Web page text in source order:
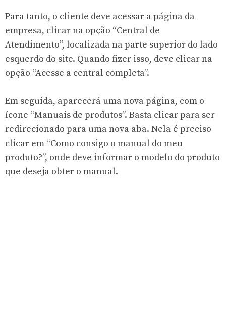
Para tanto, o cliente deve acessar a página da
empresa, clicar na opção “Central de
Atendimento”, localizada na parte superior do lado
esquerdo do site. Quando fizer isso, deve clicar na
opção “Acesse a central completa”.
Em seguida, aparecerá uma nova página, com o
ícone “Manuais de produtos”. Basta clicar para ser
redirecionado para uma nova aba. Nela é preciso
clicar em “Como consigo o manual do meu
produto?”, onde deve informar o modelo do produto
que deseja obter o manual.